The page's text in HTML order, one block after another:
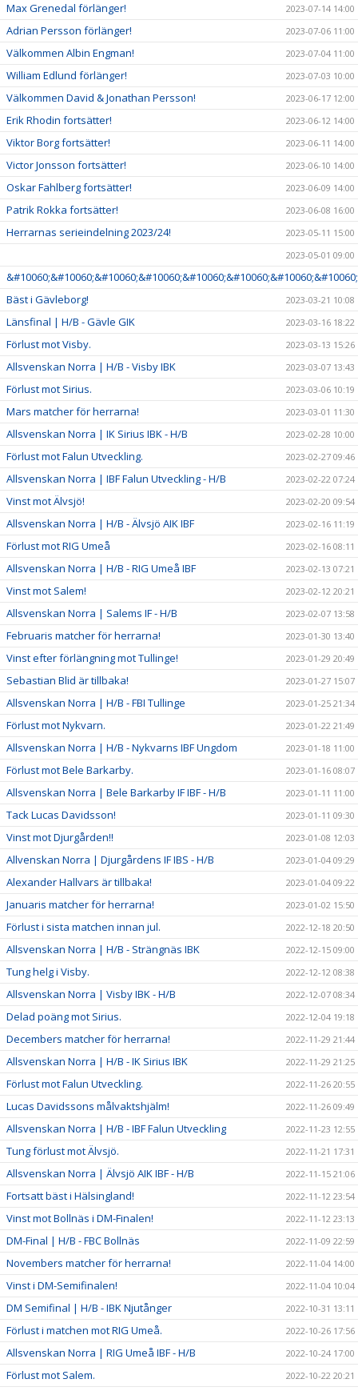
Max Grenedal förlänger! 2023-07-14 14:00
Adrian Persson förlänger! 2023-07-06 11:00
Välkommen Albin Engman! 2023-07-04 11:00
William Edlund förlänger! 2023-07-03 10:00
Välkommen David & Jonathan Persson! 2023-06-17 12:00
Erik Rhodin fortsätter! 2023-06-12 14:00
Viktor Borg fortsätter! 2023-06-11 14:00
Victor Jonsson fortsätter! 2023-06-10 14:00
Oskar Fahlberg fortsätter! 2023-06-09 14:00
Patrik Rokka fortsätter! 2023-06-08 16:00
Herrarnas serieindelning 2023/24!
2023-05-11 15:00
2023-05-01 09:00
Bäst i Gävleborg!
2023-03-21 10:08
Länsfinal | H/B - Gävle GIK 2023-03-16 18:22
Förlust mot Visby. 2023-03-13 15:26
Allsvenskan Norra | H/B - Visby IBK 2023-03-07 13:43
Förlust mot Sirius. 2023-03-06 10:19
Mars matcher för herrarna! 2023-03-01 11:30
Allsvenskan Norra | IK Sirius IBK - H/B 2023-02-28 10:00
Förlust mot Falun Utveckling. 2023-02-27 09:46
Allsvenskan Norra | IBF Falun Utveckling - H/B 2023-02-22 07:24
Vinst mot Älvsjö! 2023-02-20 09:54
Allsvenskan Norra | H/B - Älvsjö AIK IBF 2023-02-16 11:19
Förlust mot RIG Umeå 2023-02-16 08:11
Allsvenskan Norra | H/B - RIG Umeå IBF 2023-02-13 07:21
Vinst mot Salem! 2023-02-12 20:21
Allsvenskan Norra | Salems IF - H/B 2023-02-07 13:58
Februaris matcher för herrarna! 2023-01-30 13:40
Vinst efter förlängning mot Tullinge! 2023-01-29 20:49
Sebastian Blid är tillbaka! 2023-01-27 15:07
Allsvenskan Norra | H/B - FBI Tullinge 2023-01-25 21:34
Förlust mot Nykvarn. 2023-01-22 21:49
Allsvenskan Norra | H/B - Nykvarns IBF Ungdom 2023-01-18 11:00
Förlust mot Bele Barkarby. 2023-01-16 08:07
Allsvenskan Norra | Bele Barkarby IF IBF - H/B 2023-01-11 11:00
Tack Lucas Davidsson! 2023-01-11 09:30
Vinst mot Djurgården!! 2023-01-08 12:03
Allvenskan Norra | Djurgårdens IF IBS - H/B 2023-01-04 09:29
Alexander Hallvars är tillbaka! 2023-01-04 09:22
Januaris matcher för herrarna! 2023-01-02 15:50
Förlust i sista matchen innan jul. 2022-12-18 20:50
Allsvenskan Norra | H/B - Strängnäs IBK 2022-12-15 09:00
Tung helg i Visby. 2022-12-12 08:38
Allsvenskan Norra | Visby IBK - H/B 2022-12-07 08:34
Delad poäng mot Sirius. 2022-12-04 19:18
Decembers matcher för herrarna! 2022-11-29 21:44
Allsvenskan Norra | H/B - IK Sirius IBK 2022-11-29 21:25
Förlust mot Falun Utveckling. 2022-11-26 20:55
Lucas Davidssons målvaktshjälm! 2022-11-26 09:49
Allsvenskan Norra | H/B - IBF Falun Utveckling 2022-11-23 12:55
Tung förlust mot Älvsjö. 2022-11-21 17:31
Allsvenskan Norra | Älvsjö AIK IBF - H/B 2022-11-15 21:06
Fortsatt bäst i Hälsingland! 2022-11-12 23:54
Vinst mot Bollnäs i DM-Finalen! 2022-11-12 23:13
DM-Final | H/B - FBC Bollnäs 2022-11-09 22:59
Novembers matcher för herrarna! 2022-11-04 14:00
Vinst i DM-Semifinalen! 2022-11-04 10:04
DM Semifinal | H/B - IBK Njutånger 2022-10-31 13:11
Förlust i matchen mot RIG Umeå. 2022-10-26 17:56
Allsvenskan Norra | RIG Umeå IBF - H/B 2022-10-24 17:00
Förlust mot Salem. 2022-10-22 20:21